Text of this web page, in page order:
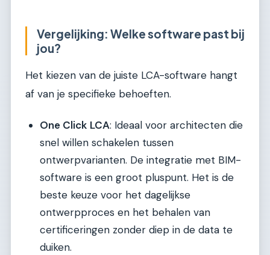
Vergelijking: Welke software past bij
jou?
Het kiezen van de juiste LCA-software hangt
af van je specifieke behoeften.
One Click LCA: Ideaal voor architecten die
snel willen schakelen tussen
ontwerpvarianten. De integratie met BIM-
software is een groot pluspunt. Het is de
beste keuze voor het dagelijkse
ontwerpproces en het behalen van
certificeringen zonder diep in de data te
duiken.